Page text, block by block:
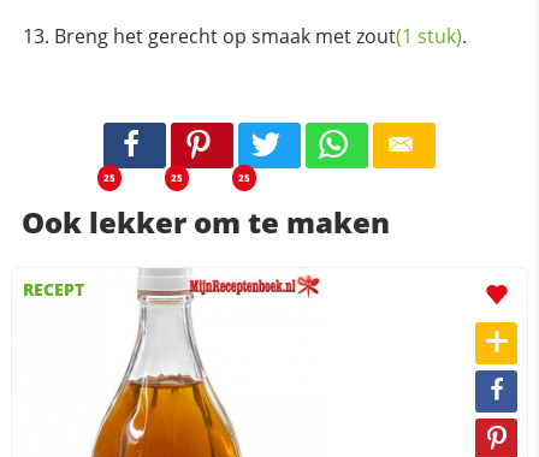
Breng het gerecht op smaak metzout(1 stuk).
25 25 25
Ook lekker om te maken
RECEPT